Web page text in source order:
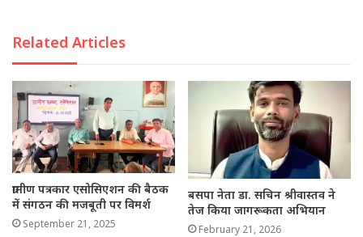
Related Articles
ग्रामीण पत्रकार एसोसिएशन की बैठक
में संगठन की मजबूती पर विमर्श
September 21, 2025
बसपा नेता डा. सचिन श्रीवास्तव ने
तेज किया जागरूकता अभियान
February 21, 2026